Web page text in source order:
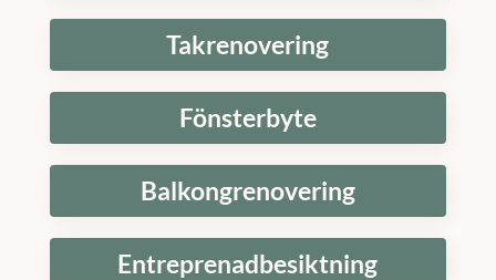
Takrenovering
Fönsterbyte
Balkongrenovering
Entreprenadbesiktning